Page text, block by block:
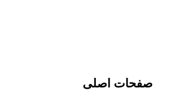
صفحات اصلی